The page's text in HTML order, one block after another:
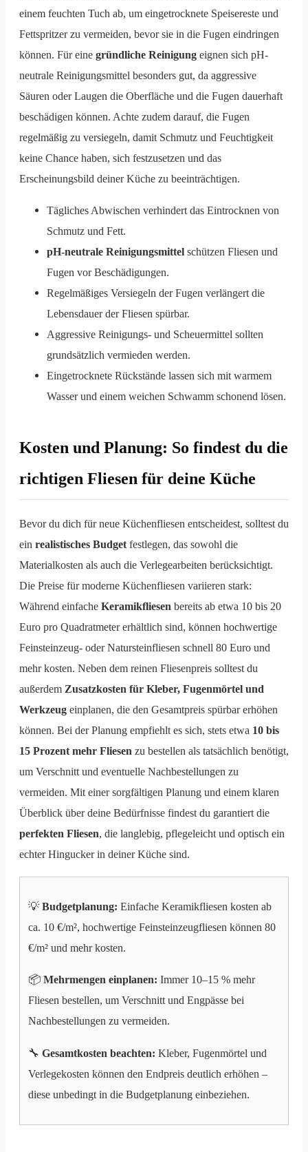
einem feuchten Tuch ab, um eingetrocknete Speisereste und
Fettspritzer zu vermeiden, bevor sie in die Fugen eindringen
können. Für eine gründliche Reinigung eignen sich pH-
neutrale Reinigungsmittel besonders gut, da aggressive
Säuren oder Laugen die Oberfläche und die Fugen dauerhaft
beschädigen können. Achte zudem darauf, die Fugen
regelmäßig zu versiegeln, damit Schmutz und Feuchtigkeit
keine Chance haben, sich festzusetzen und das
Erscheinungsbild deiner Küche zu beeinträchtigen.
Tägliches Abwischen verhindert das Eintrocknen von
Schmutz und Fett.
pH-neutrale Reinigungsmittel schützen Fliesen und
Fugen vor Beschädigungen.
Regelmäßiges Versiegeln der Fugen verlängert die
Lebensdauer der Fliesen spürbar.
Aggressive Reinigungs- und Scheuermittel sollten
grundsätzlich vermieden werden.
Eingetrocknete Rückstände lassen sich mit warmem
Wasser und einem weichen Schwamm schonend lösen.
Kosten und Planung: So findest du die
richtigen Fliesen für deine Küche
Bevor du dich für neue Küchenfliesen entscheidest, solltest du
ein realistisches Budgetfestlegen, das sowohl die
Materialkosten als auch die Verlegearbeiten berücksichtigt.
Die Preise für moderne Küchenfliesen variieren stark:
Während einfache Keramikfliesen bereits ab etwa 10 bis 20
Euro pro Quadratmeter erhältlich sind, können hochwertige
Feinsteinzeug- oder Natursteinfliesen schnell 80 Euro und
mehr kosten. Neben dem reinen Fliesenpreis solltest du
außerdem Zusatzkosten für Kleber, Fugenmörtel und
Werkzeug einplanen, die den Gesamtpreis spürbar erhöhen
können. Bei der Planung empfiehlt es sich, stets etwa 10 bis
15 Prozent mehr Fliesen zu bestellen als tatsächlich benötigt,
um Verschnitt und eventuelle Nachbestellungen zu
vermeiden. Mit einer sorgfältigen Planung und einem klaren
Überblick über deine Bedürfnisse findest du garantiert die
perfekten Fliesen, die langlebig, pflegeleicht und optisch ein
echter Hingucker in deiner Küche sind.
💡Budgetplanung: Einfache Keramikfliesen kosten ab
ca. 10 €/m², hochwertige Feinsteinzeugfliesen können 80
€/m² und mehr kosten.
📦 Mehrmengen einplanen: Immer 10–15 % mehr
Fliesen bestellen, um Verschnitt und Engpässe bei
Nachbestellungen zu vermeiden.
🔧 Gesamtkosten beachten: Kleber, Fugenmörtel und
Verlegekosten können den Endpreis deutlich erhöhen –
diese unbedingt in die Budgetplanung einbeziehen.